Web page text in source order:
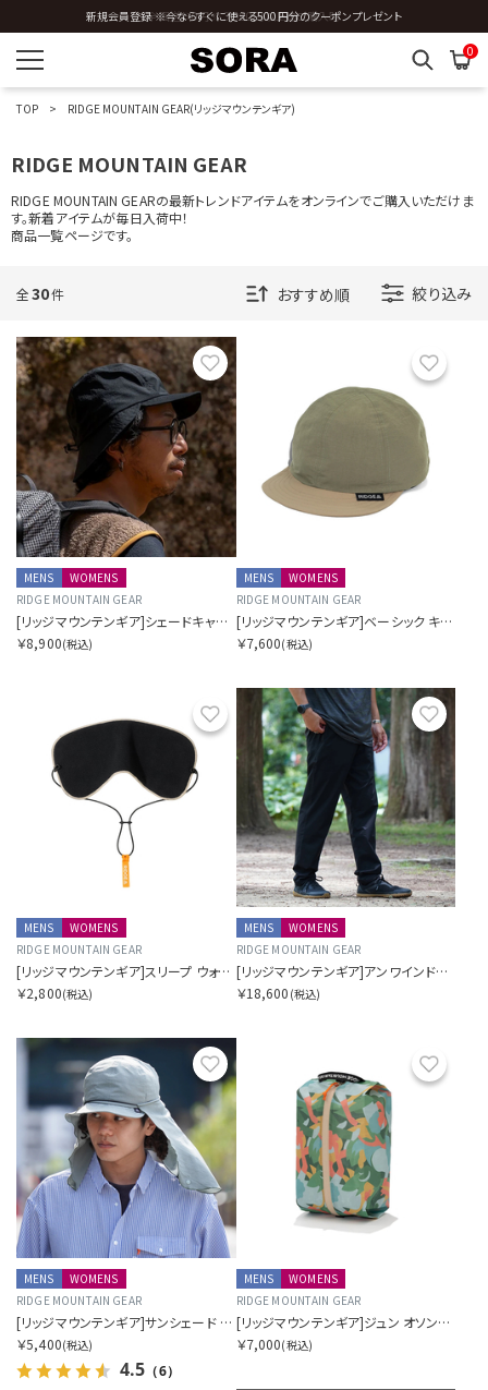
全国送料0円 ※3,980円以上のご購入時
0
TOP RIDGE MOUNTAIN GEAR(リッジマウンテンギア)
RIDGE MOUNTAIN GEAR
RIDGE MOUNTAIN GEARの最新トレンドアイテムをオンラインでご購入いただけま
す。新着アイテムが毎日入荷中！
商品一覧ページです。
全30件 絞り込み
お気に入り
MENS
WOMENS
RIDGE MOUNTAIN GEAR
[リッジマウンテンギア]シェードキャップ
￥8,900(税込)
MENS
WOMENS
RIDGE MOUNTAIN GEAR
[リッジマウンテンギア]ベーシック キャップ バイカラー
￥7,600(税込)
お気に入り
MENS
WOMENS
RIDGE MOUNTAIN GEAR
[リッジマウンテンギア]スリープ ウォーム
￥2,800(税込)
MENS
WOMENS
RIDGE MOUNTAIN GEAR
[リッジマウンテンギア]アンワインドパンツ
￥18,600 (税込)
お気に入り
MENS
WOMENS
RIDGE MOUNTAIN GEAR
[リッジマウンテンギア]サンシェード 2026
￥5,400(税込)
4.5 （6）
MENS
WOMENS
RIDGE MOUNTAIN GEAR
[リッジマウンテンギア]ジュン オソン×リッジ ケース M
￥7,000(税込)